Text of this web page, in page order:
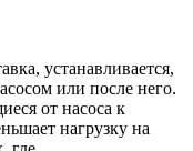
устанавливается,
или после него.
от насоса к
нагрузку на